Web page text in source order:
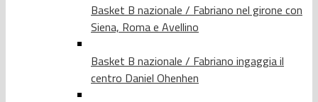
Basket B nazionale / Fabriano nel girone con
Siena, Roma e Avellino
Basket B nazionale / Fabriano ingaggia il
centro Daniel Ohenhen